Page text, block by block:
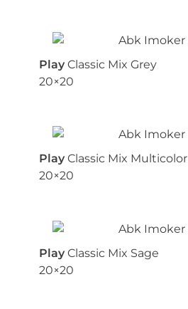
Play Classic Mix Grey
20×20
Play Classic Mix Multicolor
20×20
Play Classic Mix Sage
20×20